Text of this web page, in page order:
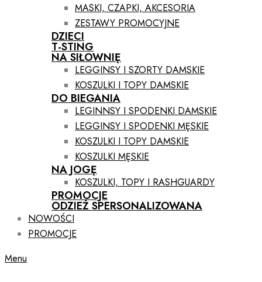
MASKI, CZAPKI, AKCESORIA
ZESTAWY PROMOCYJNE
DZIECI
T-STING
NA SIŁOWNIĘ
LEGGINSY I SZORTY DAMSKIE
KOSZULKI I TOPY DAMSKIE
DO BIEGANIA
LEGINNSY I SPODENKI DAMSKIE
LEGGINSY I SPODENKI MĘSKIE
KOSZULKI I TOPY DAMSKIE
KOSZULKI MĘSKIE
NA JOGĘ
KOSZULKI, TOPY I RASHGUARDY
PROMOCJE
ODZIEŻ SPERSONALIZOWANA
NOWOŚCI
PROMOCJE
Menu